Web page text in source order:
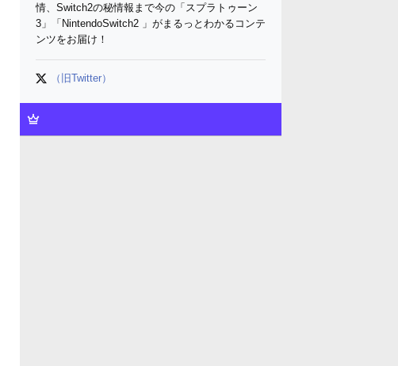
情、Switch2の秘情報まで今の「スプラトゥーン
3」「NintendoSwitch2 」がまるっとわかるコンテ
ンツをお届け！
（旧Twitter）